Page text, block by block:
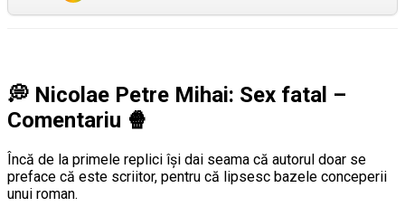
💭 Nicolae Petre Mihai: Sex fatal –
Comentariu 🍿
Încă de la primele replici își dai seama că autorul doar se
preface că este scriitor, pentru că lipsesc bazele conceperii
unui roman.